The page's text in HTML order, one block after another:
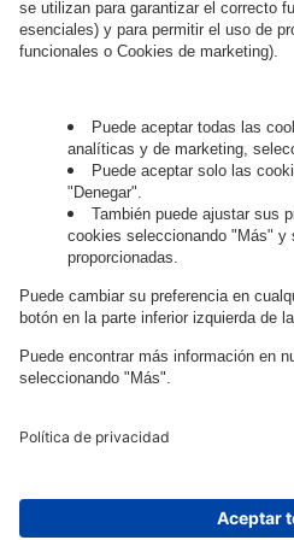
Hablemos.
¿Quieres unirte al
Trabaja
nosotros.
Governance
Cookie Settings